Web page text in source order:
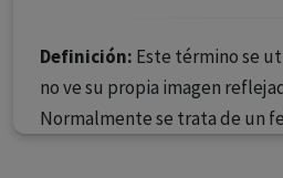
Definición: Este término se
no ve su propia imagen
Normalmente se trata de un